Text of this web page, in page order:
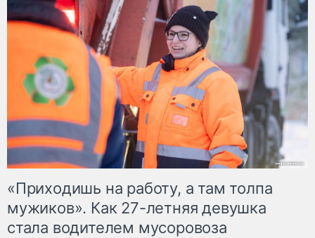
«Приходишь на работу, а там толпа
мужиков». Как 27-летняя девушка
стала водителем мусоровоза